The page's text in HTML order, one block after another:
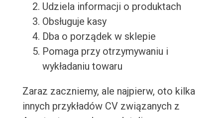
Udziela informacji o produktach
Obsługuje kasy
Dba o porządek w sklepie
Pomaga przy otrzymywaniu i
wykładaniu towaru
Zaraz zaczniemy, ale najpierw, oto kilka
innych przykładów CV związanych z